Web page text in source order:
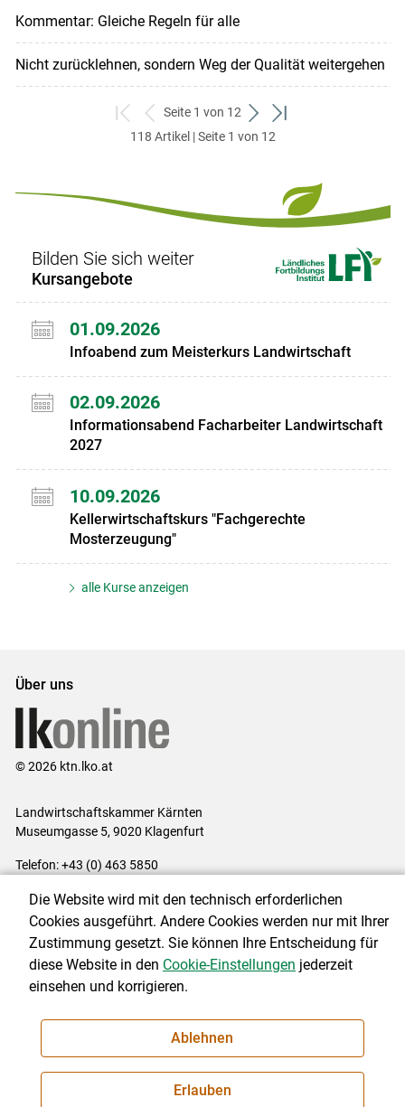
Kommentar: Gleiche Regeln für alle
Nicht zurücklehnen, sondern Weg der Qualität weitergehen
zum
ersten
zurück
zum
Seite 1 von 12
weiter
zum
zum
118 Artikel | Seite 1 von 12
Bilden Sie sich weiter
Kursangebote
01.09.2026
Infoabend zum Meisterkurs Landwirtschaft
02.09.2026
Informationsabend Facharbeiter Landwirtschaft
2027
10.09.2026
Kellerwirtschaftskurs "Fachgerechte
Mosterzeugung"
alle Kurse anzeigen
Über uns
© 2026 ktn.lko.at
Landwirtschaftskammer Kärnten
Museumgasse 5, 9020 Klagenfurt
Telefon: +43 (0) 463 5850
Impressum|Kontakt|Datenschutzerklärung|Barrierefreiheit|
Cookie-Einstellungen
NEWSLETTER
Die Website wird mit den technisch erforderlichen
Cookies ausgeführt. Andere Cookies werden nur mit Ihrer
Zustimmung gesetzt. Sie können Ihre Entscheidung für
diese Website in den Cookie-Einstellungen jederzeit
einsehen und korrigieren.
Ablehnen
Erlauben